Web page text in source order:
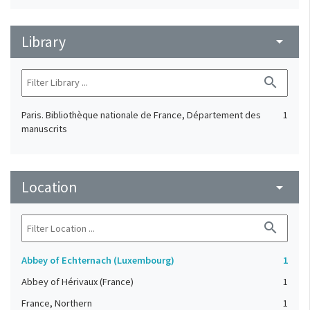
Library arrow_drop_down
search
Paris. Bibliothèque nationale de France, Département des
manuscrits
1
Location arrow_drop_down
search
Abbey of Echternach (Luxembourg)
1
Abbey of Hérivaux (France)
1
France, Northern
1